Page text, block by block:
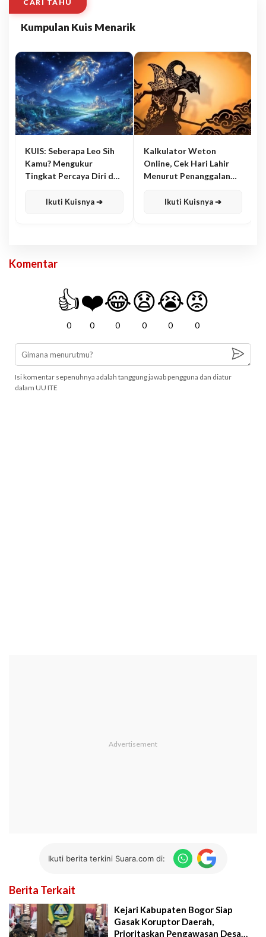
CARI TAHU
Kumpulan Kuis Menarik
KUIS: Seberapa Leo Sih
Kamu? Mengukur
Tingkat Percaya Diri dan
Ikuti Kuisnya ➔
Kalkulator Weton
Online, Cek Hari Lahir
Menurut Penanggalan
Ikuti Kuisnya ➔
Komentar
👍
0
❤️
0
😂
0
😧
0
😭
0
😡
0
Isi komentar sepenuhnya adalah tanggung jawab pengguna dan diatur
dalam UU ITE
Ikuti berita terkini Suara.com di:
Berita Terkait
Kejari Kabupaten Bogor Siap
Gasak Koruptor Daerah,
Prioritaskan Pengawasan Desa